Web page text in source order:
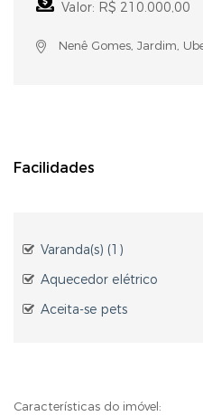
Valor: R$ 210.000,00
Nenê Gomes, Jardim,
Facilidades
Varanda(s) (1)
Aquecedor elétrico
Aceita-se pets
Características do imóvel: